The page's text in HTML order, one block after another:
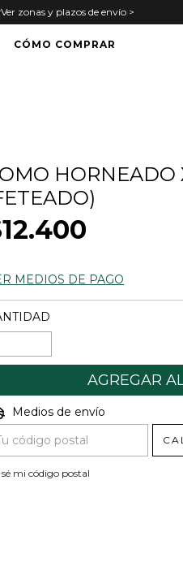
zonas y plazos de envío >
CÓMO COMPRAR
HORNEADO
MEDIOS DE PAGO
para el CP:
Medios de envío
sé mi código postal